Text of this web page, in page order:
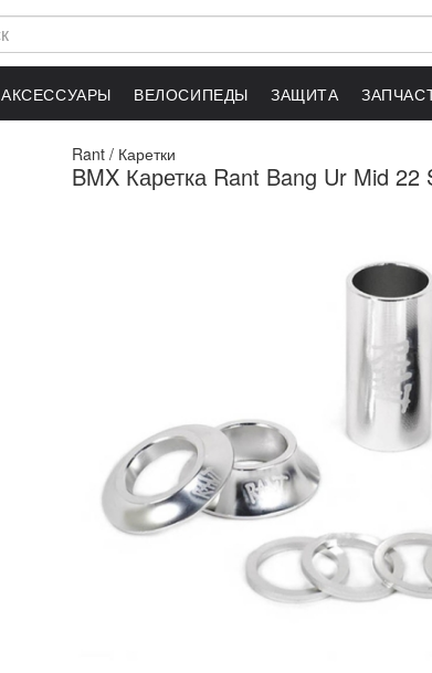
АКСЕССУАРЫ ВЕЛОСИПЕДЫ ЗАЩИТА
Rant/ Каретки
BMX Каретка Rant Bang Ur Mid 22